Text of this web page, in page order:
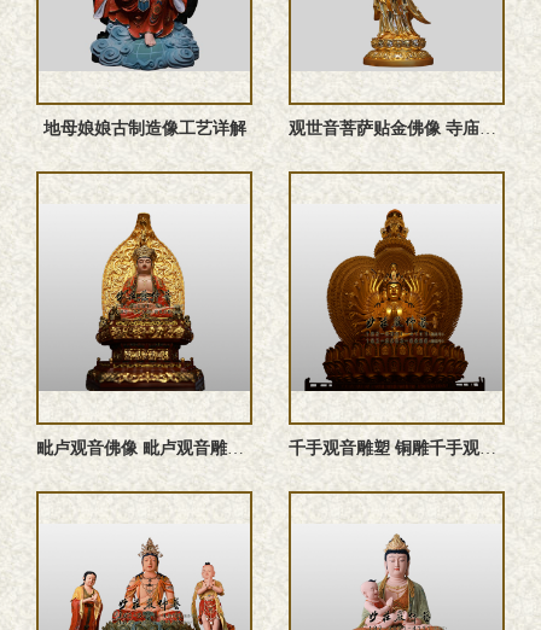
地母娘娘古制造像工艺详解 观世音菩萨贴金佛像 寺庙大型殿堂造像厂家可定做
‌毗卢观音佛像 ‌毗卢观音雕塑 ‌毗卢观音塑像 铜雕‌毗卢观 ... 千手观音雕塑 铜雕千手观音佛像 千手观音佛像 千手观音塑像